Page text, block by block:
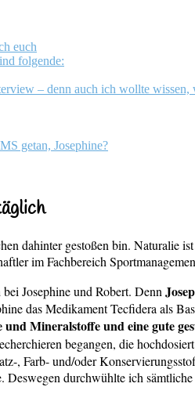
euch
folgende:
– denn auch ich wollte
getan, Josephine?
dahinter gestoßen bin. Naturalie
im Fachbereich
bei Josephine und Robert. Denn
das Medikament Tecfidera als
Mineralstoffe und eine gute
begangen, die
Farb- und/oder
durchwühlte ich